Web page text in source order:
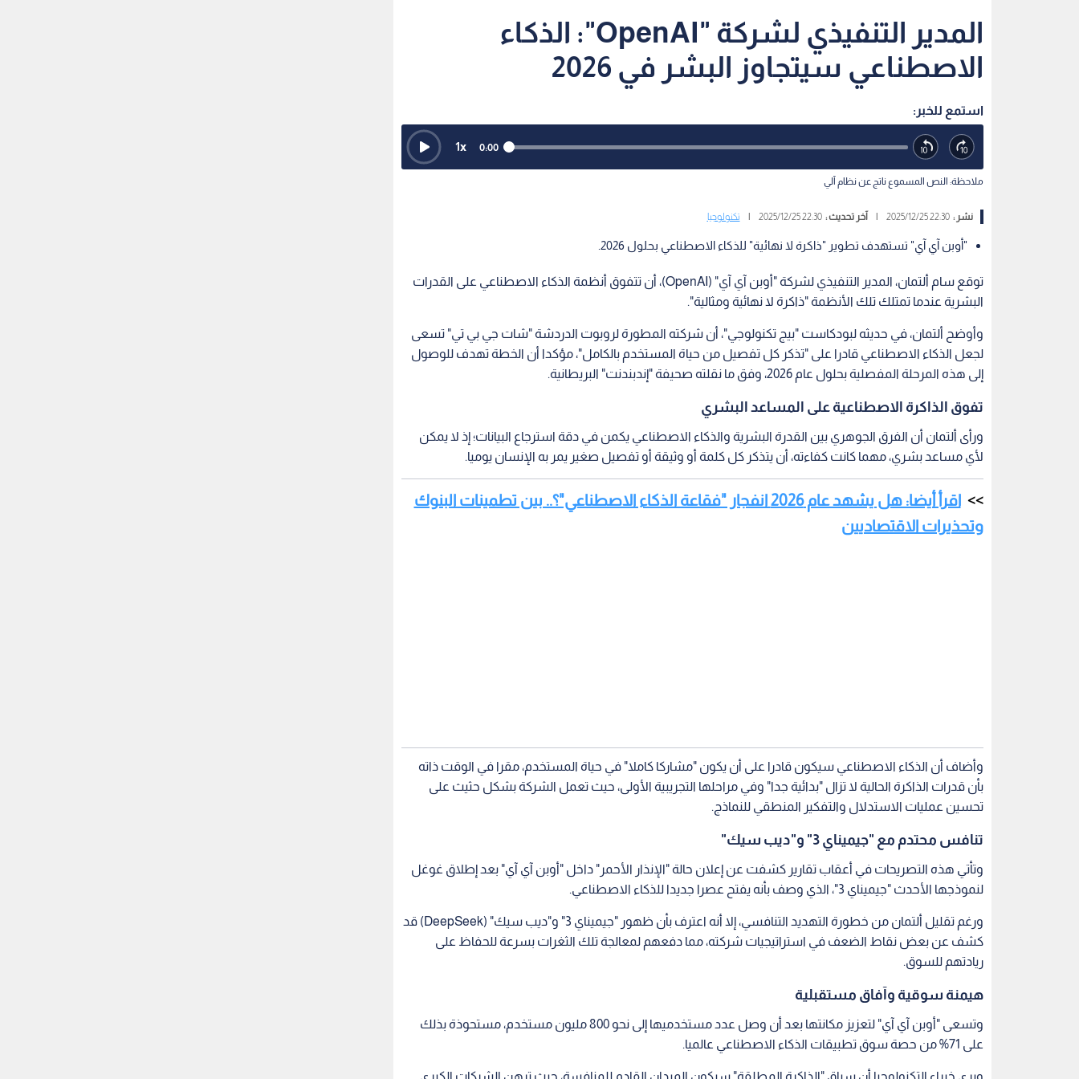
المدير التنفيذي لشركة "OpenAI": الذكاء
الاصطناعي سيتجاوز البشر في 2026
استمع للخبر:
0:00
1x
ملاحظة: النص المسموع ناتج عن نظام آلي
نشر :22:30 2025/12/25 آخر تحديث :22:30 2025/12/25 تكنولوجيا
"أوبن آي آي" تستهدف تطوير "ذاكرة لا نهائية" للذكاء الاصطناعي بحلول 2026.
توقع سام ألتمان، المدير التنفيذي لشركة "أوبن آي آي" (OpenAI)، أن تتفوق أنظمة الذكاء الاصطناعي على القدرات
البشرية عندما تمتلك تلك الأنظمة "ذاكرة لا نهائية ومثالية".
وأوضح ألتمان، في حديثه لبودكاست "بيج تكنولوجي"، أن شركته المطورة لروبوت الدردشة "شات جي بي تي" تسعى
لجعل الذكاء الاصطناعي قادرا على "تذكر كل تفصيل من حياة المستخدم بالكامل"، مؤكدا أن الخطة تهدف للوصول
إلى هذه المرحلة المفصلية بحلول عام 2026، وفق ما نقلته صحيفة "إندبندنت" البريطانية.
تفوق الذاكرة الاصطناعية على المساعد البشري
ورأى ألتمان أن الفرق الجوهري بين القدرة البشرية والذكاء الاصطناعي يكمن في دقة استرجاع البيانات؛ إذ لا يمكن
لأي مساعد بشري، مهما كانت كفاءته، أن يتذكر كل كلمة أو وثيقة أو تفصيل صغير يمر به الإنسان يوميا.
اقرأ أيضا: هل يشهد عام 2026 انفجار "فقاعة الذكاء الاصطناعي"؟.. بين تطمينات البنوك
وتحذيرات الاقتصاديين
وأضاف أن الذكاء الاصطناعي سيكون قادرا على أن يكون "مشاركا كاملا" في حياة المستخدم، مقرا في الوقت ذاته
بأن قدرات الذاكرة الحالية لا تزال "بدائية جدا" وفي مراحلها التجريبية الأولى، حيث تعمل الشركة بشكل حثيث على
تحسين عمليات الاستدلال والتفكير المنطقي للنماذج.
تنافس محتدم مع "جيميناي 3" و"ديب سيك"
وتأتي هذه التصريحات في أعقاب تقارير كشفت عن إعلان حالة "الإنذار الأحمر" داخل "أوبن آي آي" بعد إطلاق غوغل
لنموذجها الأحدث "جيميناي 3"، الذي وصف بأنه يفتح عصرا جديدا للذكاء الاصطناعي.
ورغم تقليل ألتمان من خطورة التهديد التنافسي، إلا أنه اعترف بأن ظهور "جيميناي 3" و"ديب سيك" (DeepSeek) قد
كشف عن بعض نقاط الضعف في استراتيجيات شركته، مما دفعهم لمعالجة تلك الثغرات بسرعة للحفاظ على
ريادتهم للسوق.
هيمنة سوقية وآفاق مستقبلية
وتسعى "أوبن آي آي" لتعزيز مكانتها بعد أن وصل عدد مستخدميها إلى نحو 800 مليون مستخدم، مستحوذة بذلك
على 71% من حصة سوق تطبيقات الذكاء الاصطناعي عالميا.
ويرى خبراء التكنولوجيا أن سباق "الذاكرة المطلقة" سيكون الميدان القادم للمنافسة، حيث ترهن الشركات الكبرى